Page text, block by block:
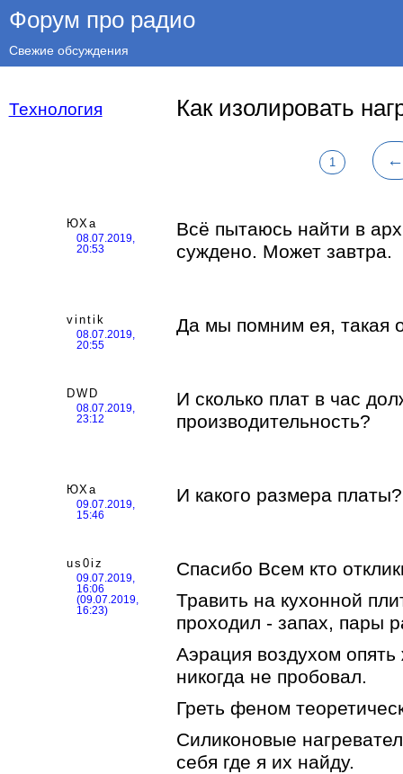
Форум про радио
Свежие обсуждения
Технология Как изолировать
1 ←
ЮХа
08.07.2019,
20:53
Всё пытаюсь найти в
суждено. Может завтра.
vintik
08.07.2019,
20:55
Да мы помним ея, такая
DWD
08.07.2019,
23:12
И сколько плат в час
производительность?
ЮХа
09.07.2019,
15:46
И какого размера платы?
us0iz
09.07.2019,
16:06
(09.07.2019,
16:23)
Спасибо Всем кто
Травить на кухонной
проходил - запах, пары
Аэрация воздухом
никогда не пробовал.
Греть феном
Силиконовые
себя где я их найду.